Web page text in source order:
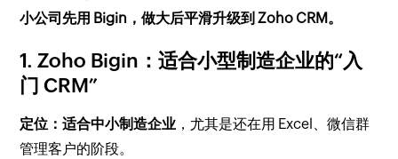
小公司先用 Bigin，做大后平滑升级到 Zoho CRM。
1. Zoho Bigin：适合小型制造企业的“入
门 CRM”
定位：适合中小制造企业 ，尤其是还在用 Excel、微信群
管理客户的阶段。